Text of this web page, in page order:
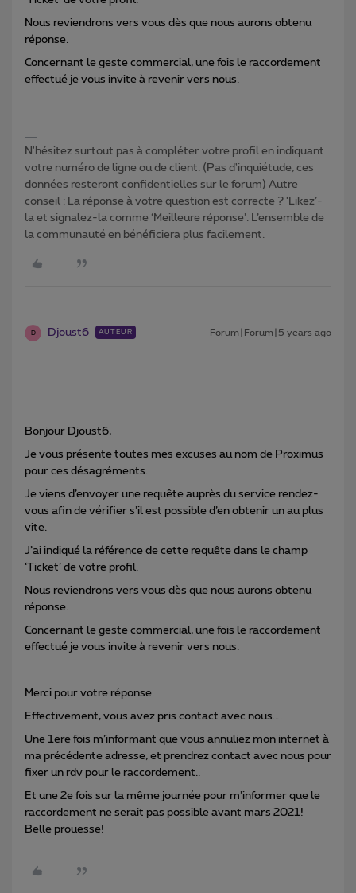
Nous reviendrons vers vous dès que nous aurons obtenu
réponse.
Concernant le geste commercial, une fois le raccordement
effectué je vous invite à revenir vers nous.
N'hésitez surtout pas à compléter votre profil en indiquant
votre numéro de ligne ou de client. (Pas d'inquiétude, ces
données resteront confidentielles sur le forum) Autre
conseil : La réponse à votre question est correcte ? ‘Likez’-
la et signalez-la comme ‘Meilleure réponse’. L’ensemble de
la communauté en bénéficiera plus facilement.
D Djoust6 AUTEUR Forum|Forum|5 years ago
Bonjour Djoust6,
Je vous présente toutes mes excuses au nom de Proximus
pour ces désagréments.
Je viens d’envoyer une requête auprès du service rendez-
vous afin de vérifier s’il est possible d’en obtenir un au plus
vite.
J’ai indiqué la référence de cette requête dans le champ
‘Ticket’ de votre profil.
Nous reviendrons vers vous dès que nous aurons obtenu
réponse.
Concernant le geste commercial, une fois le raccordement
effectué je vous invite à revenir vers nous.
Merci pour votre réponse.
Effectivement, vous avez pris contact avec nous….
Une 1ere fois m’informant que vous annuliez mon internet à
ma précédente adresse, et prendrez contact avec nous pour
fixer un rdv pour le raccordement..
Et une 2e fois sur la même journée pour m’informer que le
raccordement ne serait pas possible avant mars 2021!
Belle prouesse!